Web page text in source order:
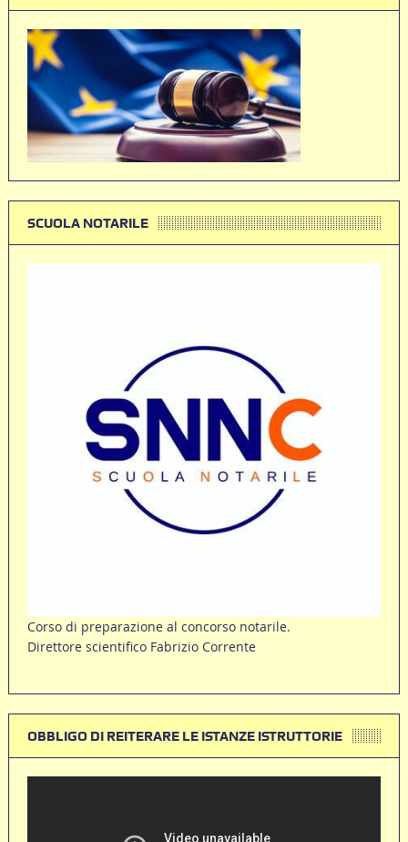
SCUOLA NOTARILE
Corso di preparazione al concorso notarile.
Direttore scientifico Fabrizio Corrente
OBBLIGO DI REITERARE LE ISTANZE ISTRUTTORIE